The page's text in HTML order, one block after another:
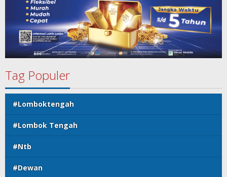
Tag Populer
#Lomboktengah
#Lombok Tengah
#Ntb
#Dewan